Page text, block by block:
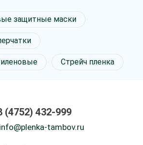
защитные маски
Стрейч пленка
(4752) 432-999
info@plenka-tambov.ru